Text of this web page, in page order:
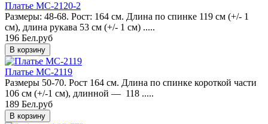
Платье MC-2120-2
Размеры: 48-68. Рост: 164 см. Длина по спинке 119 см (+/- 1
см), длина рукава 53 см (+/- 1 см) .....
196 Бел.руб
Платье MC-2119
Размеры 50-70. Рост 164 см. Длина по спинке короткой части
106 см (+/-1 см), длинной — 118 .....
189 Бел.руб